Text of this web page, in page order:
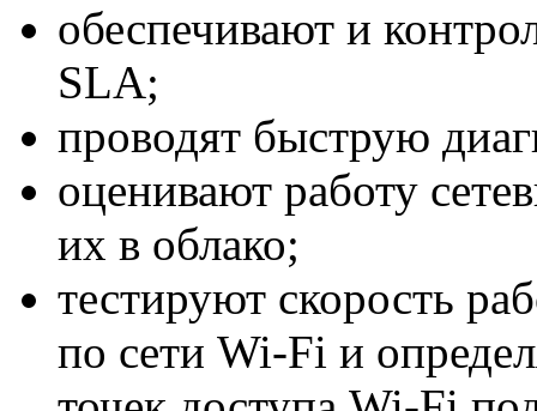
обеспечивают и
SLA;
проводят быструю
оценивают работу
их в облако;
тестируют скорость
по сети Wi-Fi и